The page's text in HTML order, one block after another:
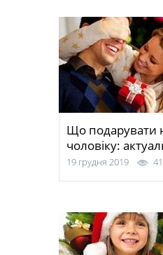
Що подарувати
чоловіку:
19 грудня 2019